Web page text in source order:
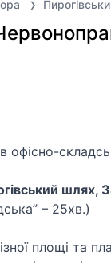
офісно-
шлях,
– 25хв.)
площі та